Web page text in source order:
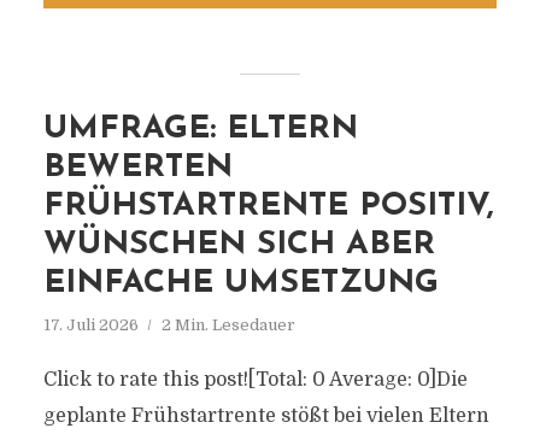
UMFRAGE: ELTERN
BEWERTEN
FRÜHSTARTRENTE POSITIV,
WÜNSCHEN SICH ABER
EINFACHE UMSETZUNG
17. Juli 2026 2 Min. Lesedauer
Click to rate this post![Total: 0 Average: 0]Die
geplante Frühstartrente stößt bei vielen Eltern